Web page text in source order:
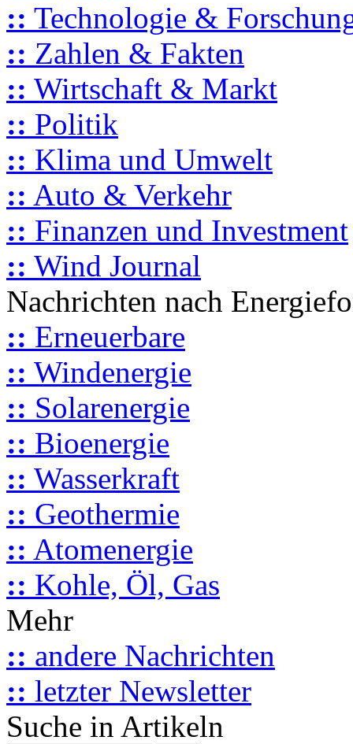
:: Technologie &
:: Zahlen & Fakten
:: Wirtschaft & Markt
:: Politik
:: Klima und Umwelt
:: Auto & Verkehr
:: Finanzen und Investment
:: Wind Journal
Nachrichten nach
:: Erneuerbare
:: Windenergie
:: Solarenergie
:: Bioenergie
:: Wasserkraft
:: Geothermie
:: Atomenergie
:: Kohle, Öl, Gas
Mehr
:: andere Nachrichten
:: letzter Newsletter
Suche in Artikeln